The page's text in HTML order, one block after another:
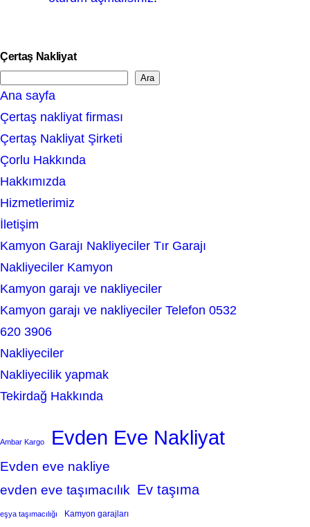
Çertaş Nakliyat
e
a
r
c
h
Ara
Ana sayfa
Çertaş nakliyat firması
Çertaş Nakliyat Şirketi
Çorlu Hakkında
Hakkımızda
Hizmetlerimiz
İletişim
Kamyon Garajı Nakliyeciler Tır Garajı
Nakliyeciler Kamyon
Kamyon garajı ve nakliyeciler
Kamyon garajı ve nakliyeciler Telefon 0532
620 3906
Nakliyeciler
Nakliyecilik yapmak
Tekirdağ Hakkında
Ambar Kargo Evden Eve Nakliyat
Evden eve nakliye
evden eve taşımacılık Ev taşıma
eşya taşımacılığı Kamyon garajları